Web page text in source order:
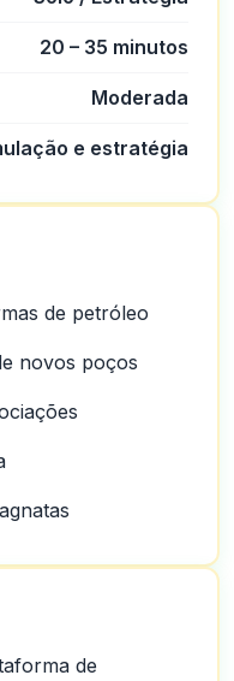
20 – 35 minutos
Moderada
e estratégia
de petróleo
novos poços
de